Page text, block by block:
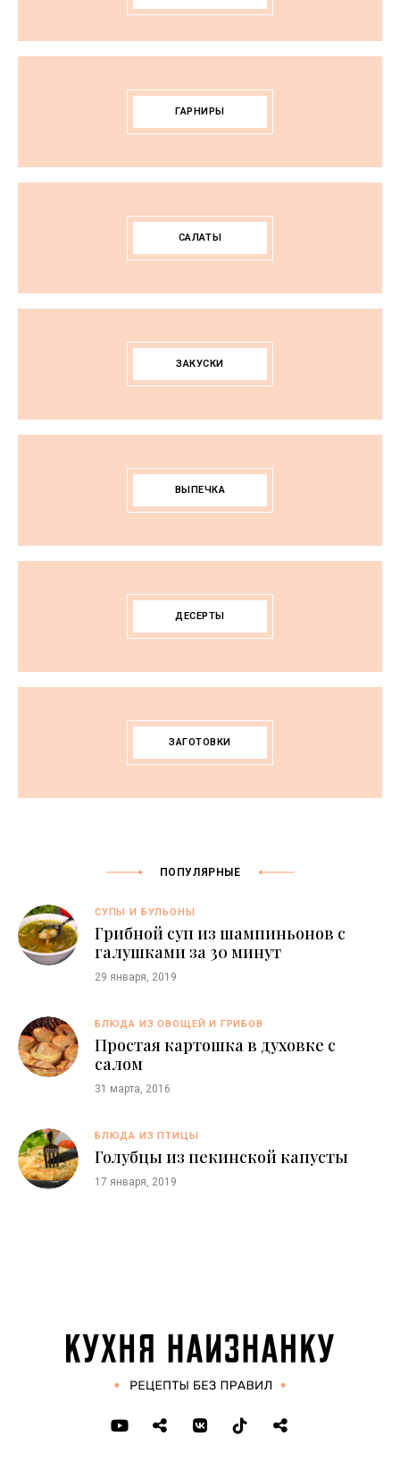
ГАРНИРЫ
САЛАТЫ
ЗАКУСКИ
ВЫПЕЧКА
ДЕСЕРТЫ
ЗАГОТОВКИ
ПОПУЛЯРНЫЕ
СУПЫ И БУЛЬОНЫ
Грибной суп из шампиньонов с
галушками за 30 минут
29 января, 2019
БЛЮДА ИЗ ОВОЩЕЙ И ГРИБОВ
Простая картошка в духовке с
салом
31 марта, 2016
БЛЮДА ИЗ ПТИЦЫ
Голубцы из пекинской капусты
17 января, 2019